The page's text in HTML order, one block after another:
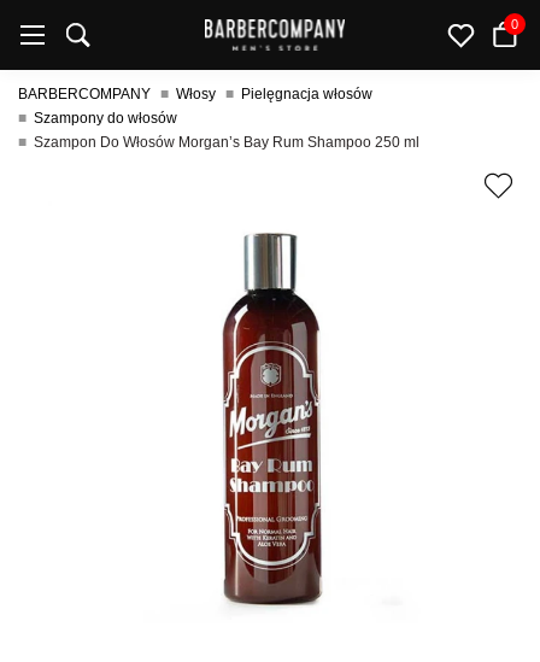
0
BARBERCOMPANY Włosy
Pielęgnacja włosów
Szampony do włosów
Szampon Do Włosów Morgan’s Bay Rum Shampoo 250 ml